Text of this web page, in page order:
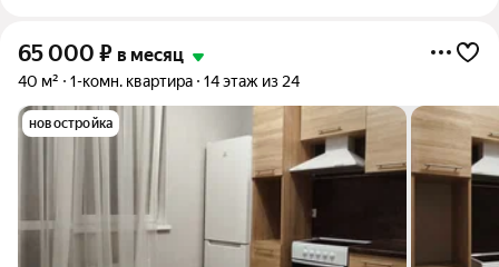
65 000 ₽ в месяц
40 м² 1-комн. квартира 14 этаж из 24
новостройка